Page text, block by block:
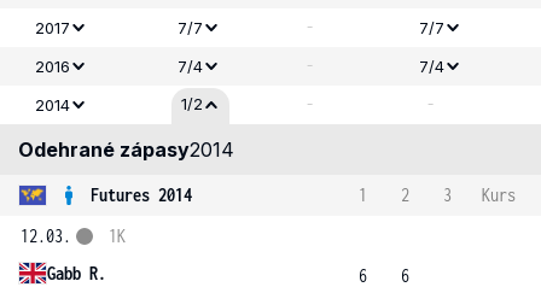
2017
7/7 -
7/7
2016
7/4 -
7/4
2014
1/2 - -
Odehrané zápasy2014
Futures 2014 1 2 3
Kurs
12.03.
Gabb R.
1K
6
6